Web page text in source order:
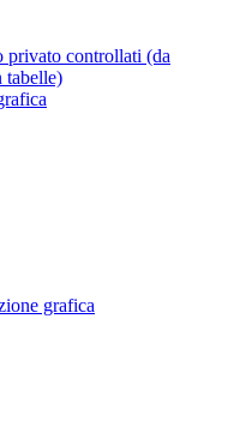
privato controllati (da
tabelle)
grafica